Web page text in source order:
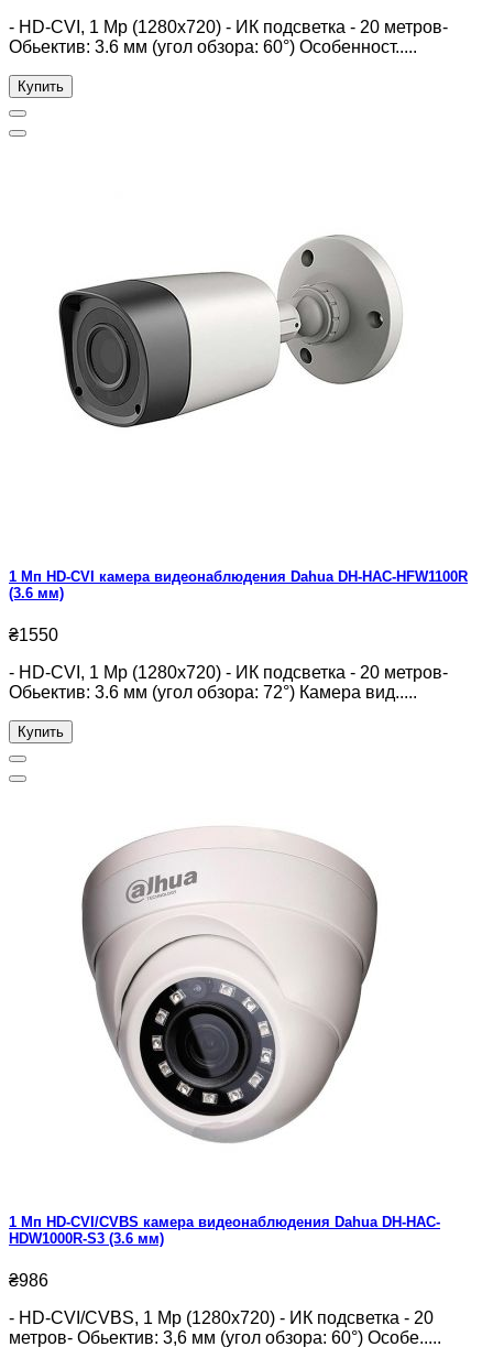
- HD-CVI, 1 Mp (1280x720) - ИК подсветка - 20 метров-
Обьектив: 3.6 мм (угол обзора: 60°) Особенност.....
Купить
1 Мп HD-CVI камера видеонаблюдения Dahua DH-HAC-HFW1100R
(3.6 мм)
₴1550
- HD-CVI, 1 Mp (1280x720) - ИК подсветка - 20 метров-
Обьектив: 3.6 мм (угол обзора: 72°) Камера вид.....
Купить
1 Мп HD-CVI/CVBS камера видеонаблюдения Dahua DH-HAC-
HDW1000R-S3 (3.6 мм)
₴986
- HD-CVI/CVBS, 1 Mp (1280x720) - ИК подсветка - 20
метров- Обьектив: 3,6 мм (угол обзора: 60°) Особе.....